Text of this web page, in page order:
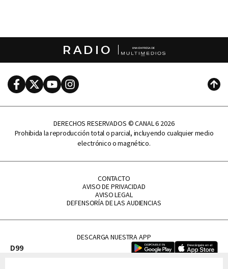
RADIO
FacebookTwitterYoutubeInstagram
DERECHOS RESERVADOS © CANAL 6 2026
Prohibida la reproducción total o parcial, incluyendo cualquier medio
electrónico o magnético.
CONTACTO
AVISO DE PRIVACIDAD
AVISO LEGAL
DEFENSORÍA DE LAS AUDIENCIAS
DESCARGA NUESTRA APP
D99